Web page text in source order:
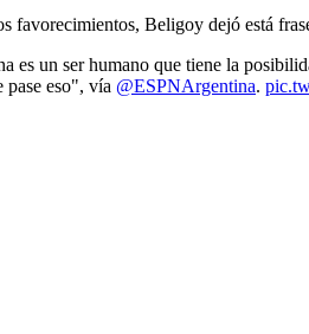
favorecimientos, Beligoy dejó está
un ser humano que tiene la
pase eso", vía @ESPNArgentina.